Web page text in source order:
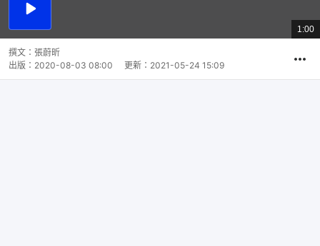
播
總
共
1:00
撰文： 張蔚昕
出版： 2020-08-03 08:00 更新： 2021-05-24 15:09